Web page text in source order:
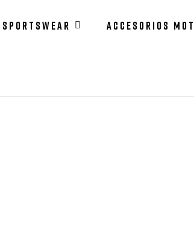
ACCESORIOS